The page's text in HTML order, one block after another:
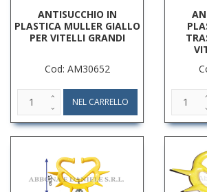
ANTISUCCHIO IN
PLASTICA MULLER GIALLO
PER VITELLI GRANDI
Cod: AM30652